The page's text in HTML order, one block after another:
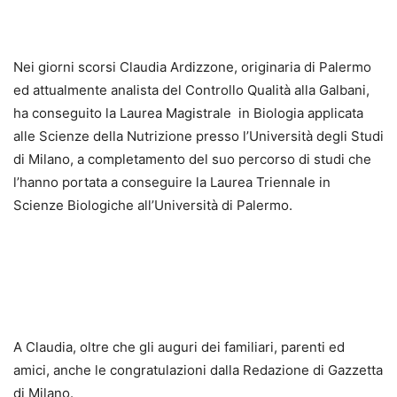
Nei giorni scorsi Claudia Ardizzone, originaria di Palermo
ed attualmente analista del Controllo Qualità alla Galbani,
ha conseguito la Laurea Magistrale in Biologia applicata
alle Scienze della Nutrizione presso l’Università degli Studi
di Milano, a completamento del suo percorso di studi che
l’hanno portata a conseguire la Laurea Triennale in
Scienze Biologiche all’Università di Palermo.
A Claudia, oltre che gli auguri dei familiari, parenti ed
amici, anche le congratulazioni dalla Redazione di Gazzetta
di Milano.